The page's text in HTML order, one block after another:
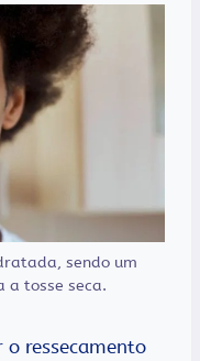
sendo um
tosse seca.
o ressecamento